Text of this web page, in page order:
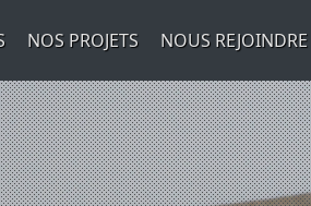
NOS PROJETS NOUS REJOINDRE